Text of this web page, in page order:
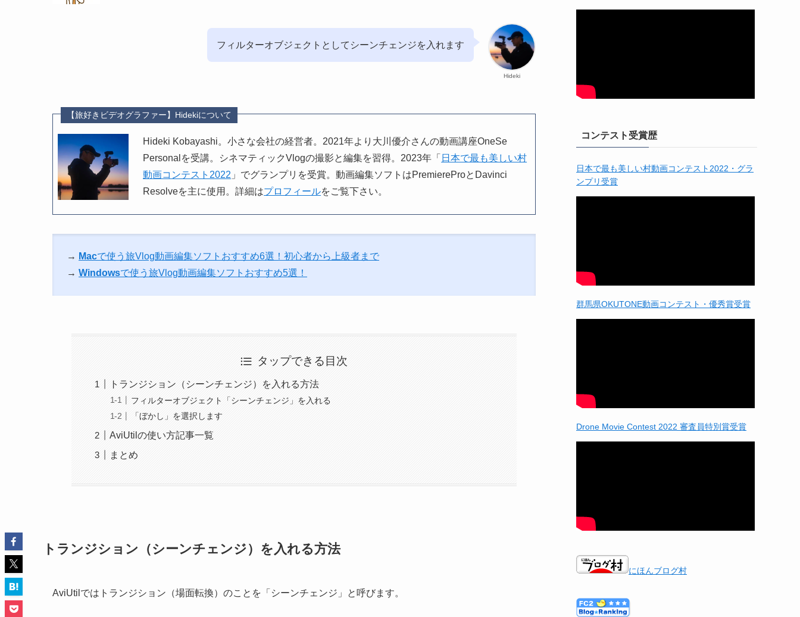
Hideki
フィルターオブジェクトとしてシーンチェンジを入れます
【旅好きビデオグラファー】Hidekiについて
Hideki Kobayashi。小さな会社の経営者。2021年より大川優介さんの動画講座OneSe
Personalを受講。シネマティックVlogの撮影と編集を習得。2023年「 日本で最も美しい村
動画コンテスト2022 」でグランプリを受賞。動画編集ソフトはPremiereProとDavinci
Resolveを主に使用。詳細はプロフィールをご覧下さい。
→ Macで使う旅Vlog動画編集ソフトおすすめ6選！初心者から上級者まで
→ Windowsで使う旅Vlog動画編集ソフトおすすめ5選！
タップできる目次
トランジション（シーンチェンジ）を入れる方法
フィルターオブジェクト「シーンチェンジ」を入れる
「ぼかし」を選択します
AviUtilの使い方記事一覧
まとめ
トランジション（シーンチェンジ）を入れる方法
AviUtilではトランジション（場面転換）のことを「シーンチェンジ」と呼びます。
コンテスト受賞歴
日本で最も美しい村動画コンテスト2022・グラ
ンプリ受賞
群馬県OKUTONE動画コンテスト・優秀賞受賞
Drone Movie Contest 2022 審査員特別賞受賞
にほんブログ村